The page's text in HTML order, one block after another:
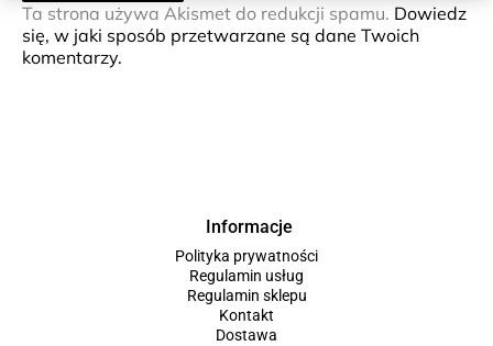
Ta strona używa Akismet do redukcji spamu. Dowiedz
się, w jaki sposób przetwarzane są dane Twoich
komentarzy.
Informacje
Polityka prywatności
Regulamin usług
Regulamin sklepu
Kontakt
Dostawa